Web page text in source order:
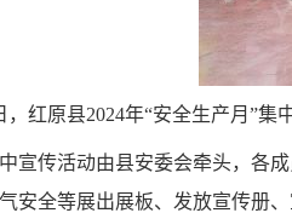
，红原县2024年“安全生产月”集
宣传活动由县安委会牵头，各
安全等展出展板、发放宣传册